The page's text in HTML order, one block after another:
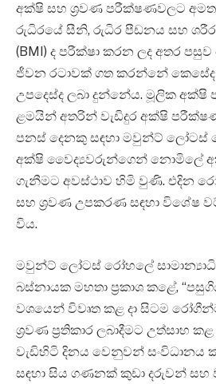
අක්ෂි සහ ශ්‍රවණ පරීක්ෂණවලට
රුධිරයේ සීනි, රුධිර පීඩනය සහ
(BMI) ද පරීක්ෂා කරන ලද අතර
ජීවන රටාවක් ගත කරන්නේ
උපදෙස්ද ලබා දුන්නේය. මූලික
ළමයින් අතරින් වැඩිදුර අක්ෂි
පනස් දෙනකු සඳහා මවුන්ට් ලෝටස්
අක්ෂි වෛද්‍යවරුන්ගෙන් නොමිලේ
ගැනීමට අවස්ථාව හිමි වුණි. එදින
සහ ශ්‍රවණ උපකරණ සඳහා විශේෂ
විය.
මවුන්ට් ලෝටස් රෝහලේ
බස්නායක මහතා ප්‍රකාශ කළේ,
වශයෙන් විවෘත කළ දා සිටම
ශ්‍රවණ ප්‍රතිකාර ලබාදීමට උත්සාහ
වැඩිහිටි දිනය වෙනුවන් සංවිධානය
සඳහා සිය ගණනක් කුඩා දරුවන් සහ